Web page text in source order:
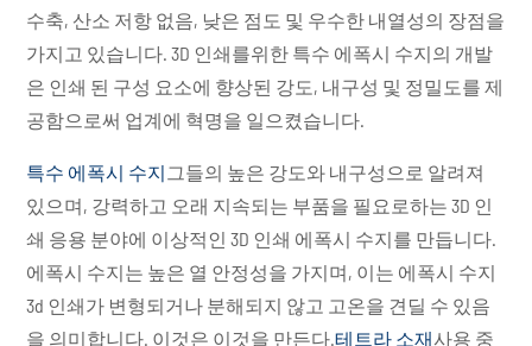
수축, 산소 저항 없음, 낮은 점도 및 우수한 내열성의 장점을
가지고 있습니다. 3D 인쇄를위한 특수 에폭시 수지의 개발
은 인쇄 된 구성 요소에 향상된 강도, 내구성 및 정밀도를 제
공함으로써 업계에 혁명을 일으켰습니다.
특수 에폭시 수지 그들의 높은 강도와 내구성으로 알려져
있으며, 강력하고 오래 지속되는 부품을 필요로하는 3D 인
쇄 응용 분야에 이상적인 3D 인쇄 에폭시 수지를 만듭니다.
에폭시 수지는 높은 열 안정성을 가지며, 이는 에폭시 수지
3d 인쇄가 변형되거나 분해되지 않고 고온을 견딜 수 있음
을 의미합니다. 이것은 이것을 만든다.테트라 소재사용 중